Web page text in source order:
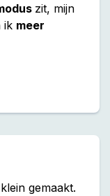
zit, mijn
ik meer
gemaakt.